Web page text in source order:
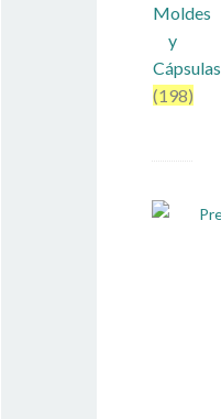
Moldes
y
Cápsulas
(198)